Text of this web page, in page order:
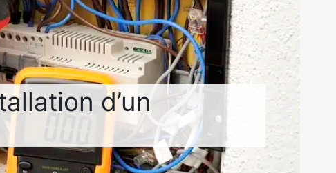
d’un